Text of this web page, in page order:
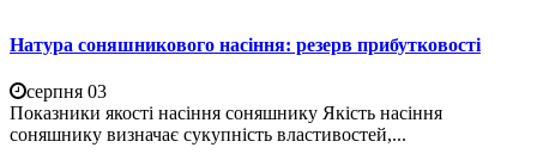
Натура соняшникового насіння: резерв прибутковості
серпня 03
Показники якості насіння соняшнику Якість насіння
соняшнику визначає сукупність властивостей,...